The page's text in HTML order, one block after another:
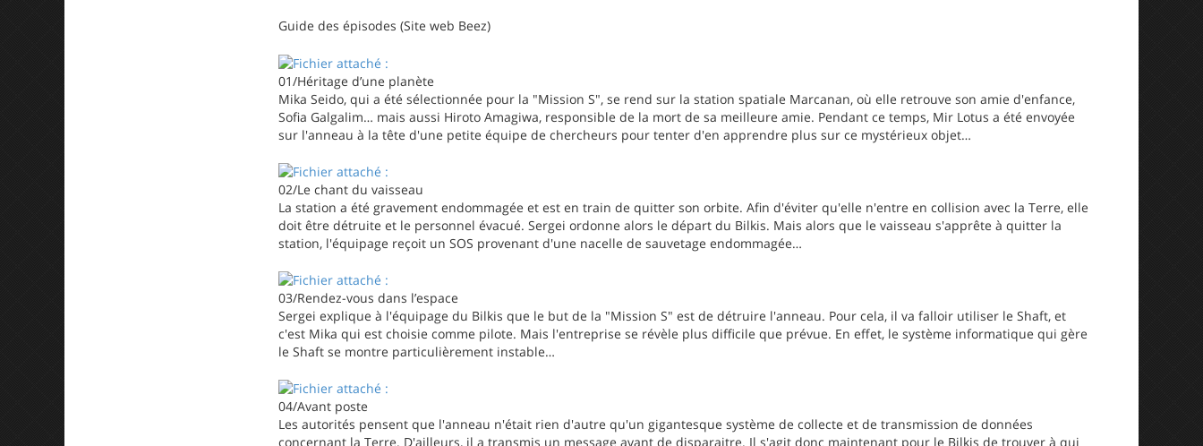
Guide des épisodes (Site web Beez)
01/Héritage d’une planète
Mika Seido, qui a été sélectionnée pour la "Mission S", se rend sur la station spatiale Marcanan, où elle retrouve son amie d'enfance,
Sofia Galgalim… mais aussi Hiroto Amagiwa, responsible de la mort de sa meilleure amie. Pendant ce temps, Mir Lotus a été envoyée
sur l'anneau à la tête d'une petite équipe de chercheurs pour tenter d'en apprendre plus sur ce mystérieux objet…
02/Le chant du vaisseau
La station a été gravement endommagée et est en train de quitter son orbite. Afin d'éviter qu'elle n'entre en collision avec la Terre, elle
doit être détruite et le personnel évacué. Sergei ordonne alors le départ du Bilkis. Mais alors que le vaisseau s'apprête à quitter la
station, l'équipage reçoit un SOS provenant d'une nacelle de sauvetage endommagée…
03/Rendez-vous dans l’espace
Sergei explique à l'équipage du Bilkis que le but de la "Mission S" est de détruire l'anneau. Pour cela, il va falloir utiliser le Shaft, et
c'est Mika qui est choisie comme pilote. Mais l'entreprise se révèle plus difficile que prévue. En effet, le système informatique qui gère
le Shaft se montre particulièrement instable…
04/Avant poste
Les autorités pensent que l'anneau n'était rien d'autre qu'un gigantesque système de collecte et de transmission de données
concernant la Terre. D'ailleurs, il a transmis un message avant de disparaitre. Il s'agit donc maintenant pour le Bilkis de trouver à qui